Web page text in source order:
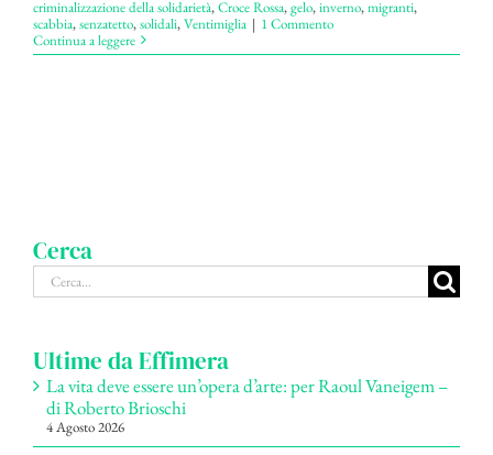
criminalizzazione della solidarietà,Croce Rossa,gelo,inverno,migranti,
scabbia,senzatetto,solidali,Ventimiglia | 1 Commento
Continua a leggere
Cerca
Cerca
per:
Ultime da Effimera
La vita deve essere un’opera d’arte: per Raoul Vaneigem –
di Roberto Brioschi
4 Agosto 2026